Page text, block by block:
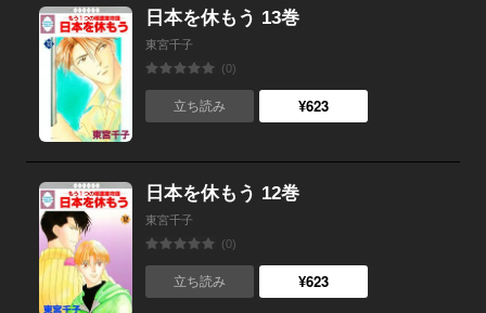
日本を休もう 13巻
東宮千子
(0)
立ち読み ¥623
日本を休もう 12巻
東宮千子
(0)
立ち読み ¥623